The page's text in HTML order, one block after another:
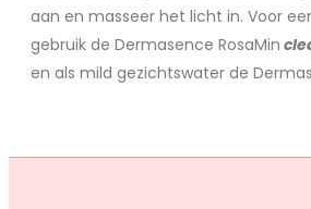
aan en masseer het licht in. Voor
gebruik de Dermasence RosaMin
en als mild gezichtswater de